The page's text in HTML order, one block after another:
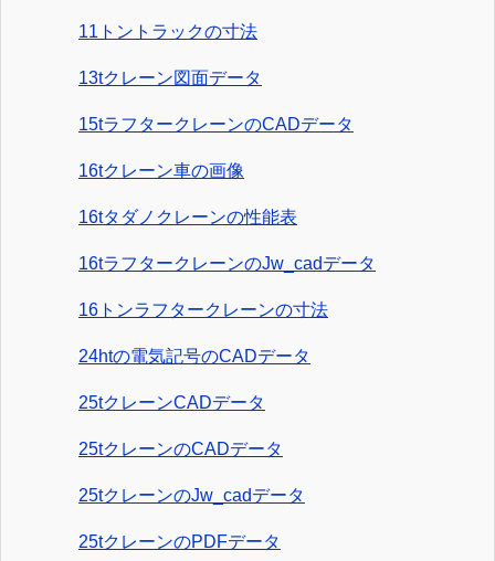
11トントラックの寸法
13tクレーン図面データ
15tラフタークレーンのCADデータ
16tクレーン車の画像
16tタダノクレーンの性能表
16tラフタークレーンのJw_cadデータ
16トンラフタークレーンの寸法
24htの電気記号のCADデータ
25tクレーンCADデータ
25tクレーンのCADデータ
25tクレーンのJw_cadデータ
25tクレーンのPDFデータ